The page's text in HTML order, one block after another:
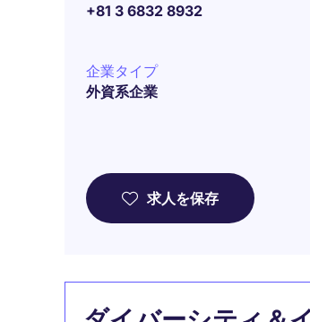
+81 3 6832 8932
企業タイプ
外資系企業
求人を保存